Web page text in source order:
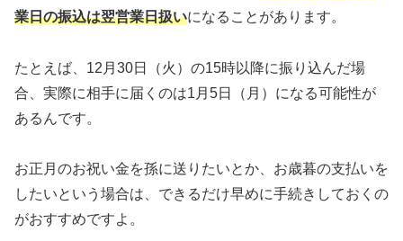
業日の振込は翌営業日扱いになることがあります。
たとえば、12月30日（火）の15時以降に振り込んだ場
合、実際に相手に届くのは1月5日（月）になる可能性が
あるんです。
お正月のお祝い金を孫に送りたいとか、お歳暮の支払いを
したいという場合は、できるだけ早めに手続きしておくの
がおすすめですよ。